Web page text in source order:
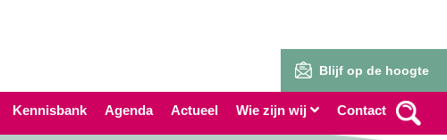
Blijf op de hoogte
Kennisbank Agenda Actueel Wie zijn wij Contact